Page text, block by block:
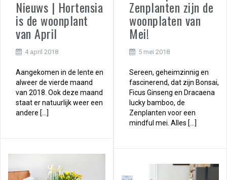
Zenplanten zijn de
woonplaten van
Mei!
5 mei 2018
Sereen, geheimzinnig en
fascinerend, dat zijn Bonsai,
Ficus Ginseng en Dracaena
lucky bamboo, de
Zenplanten voor een
mindful mei. Alles […]
Nieuws | Hortensia
is de woonplant
van April
4 april 2018
Aangekomen in de lente en
alweer de vierde maand
van 2018. Ook deze maand
staat er natuurlijk weer een
andere […]